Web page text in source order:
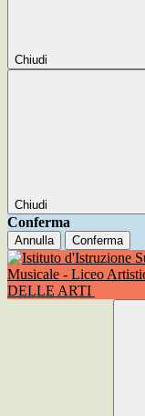
Chiudi
Chiudi
Conferma
Annulla Conferma
Musicale - Liceo
DELLE ARTI